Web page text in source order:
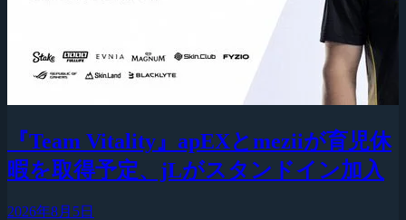
『Team Vitality』apEXとmeziiが育児休
暇を取得予定、jLがスタンドイン加入
2026年8月5日